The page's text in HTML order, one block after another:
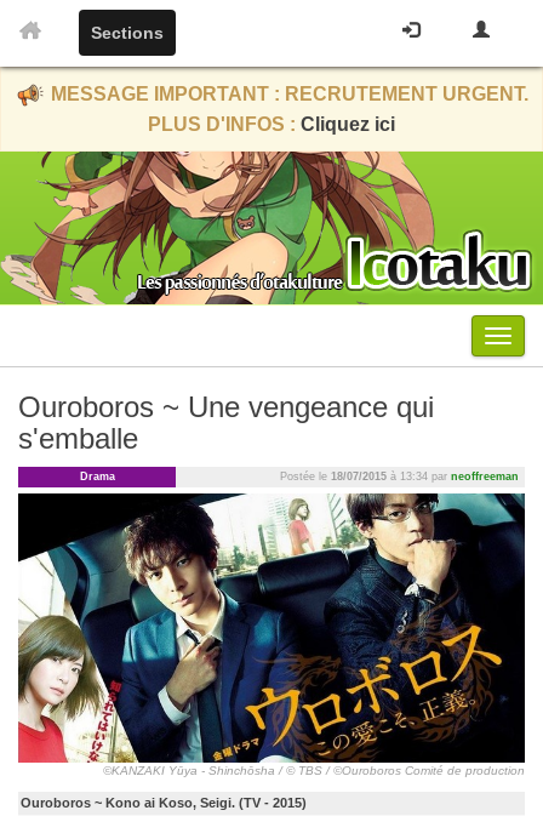
Sections
MESSAGE IMPORTANT : RECRUTEMENT URGENT.
PLUS D'INFOS : Cliquez ici
Menu
Ouroboros ~ Une vengeance qui
s'emballe
Drama Postée le 18/07/2015 à 13:34 par neoffreeman
©KANZAKI Yūya - Shinchōsha / © TBS / ©Ouroboros Comité de production
Ouroboros ~ Kono ai Koso, Seigi. (TV - 2015)